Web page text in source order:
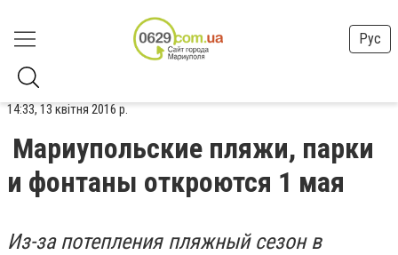
Рус
14:33, 13 квітня 2016 р.
Мариупольские пляжи, парки
и фонтаны откроются 1 мая
Из-за потепления пляжный сезон в